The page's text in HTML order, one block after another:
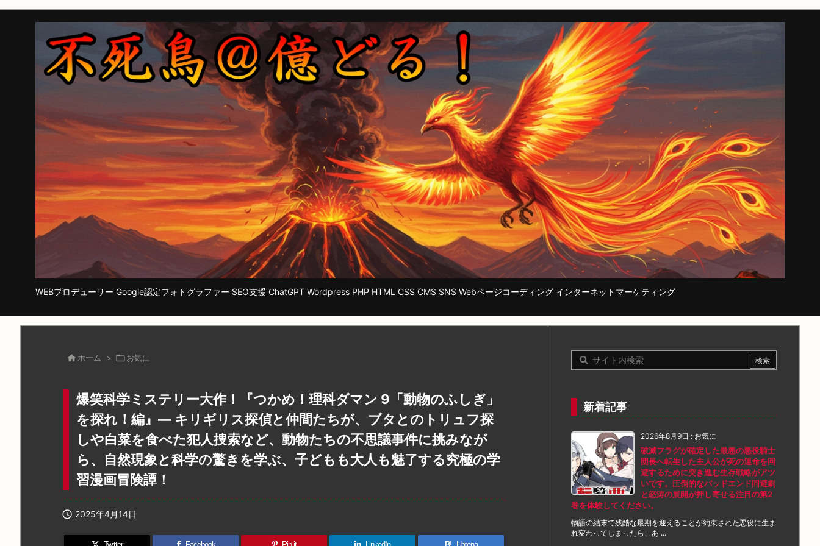
WEBプロデューサー Google認定フォトグラファー SEO支援 ChatGPT Wordpress PHP HTML CSS CMS SNS Webページコーディング インターネットマーケティング
 ホーム > お気に
爆笑科学ミステリー大作！『つかめ！理科ダマン 9「動物のふしぎ」
を探れ！編』― キリギリス探偵と仲間たちが、ブタとのトリュフ探
しや白菜を食べた犯人捜索など、動物たちの不思議事件に挑みなが
ら、自然現象と科学の驚きを学ぶ、子どもも大人も魅了する究極の学
習漫画冒険譚！
 2025年4月14日
新着記事
2026年8月9日 : お気に
破滅フラグが確定した最悪の悪役騎士
団長へ転生した主人公が死の運命を回
避するために突き進む生存戦略がアツ
いです。圧倒的なバッドエンド回避劇
と怒涛の展開が押し寄せる注目の第2
巻を体験してください。
物語の結末で残酷な最期を迎えることが約束された悪役に生ま
れ変わってしまったら、あ ...